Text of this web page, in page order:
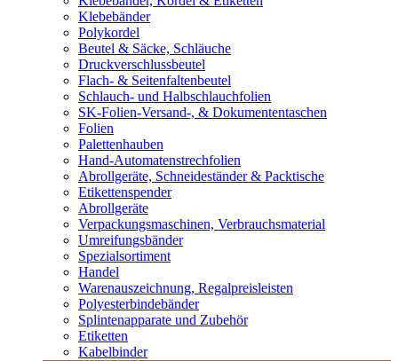
Klebebänder
Polykordel
Beutel & Säcke, Schläuche
Druckverschlussbeutel
Flach- & Seitenfaltenbeutel
Schlauch- und Halbschlauchfolien
SK-Folien-Versand-, & Dokumententaschen
Folien
Palettenhauben
Hand-Automatenstrechfolien
Abrollgeräte, Schneideständer & Packtische
Etikettenspender
Abrollgeräte
Verpackungsmaschinen, Verbrauchsmaterial
Umreifungsbänder
Spezialsortiment
Handel
Warenauszeichnung, Regalpreisleisten
Polyesterbindebänder
Splintenapparate und Zubehör
Etiketten
Kabelbinder